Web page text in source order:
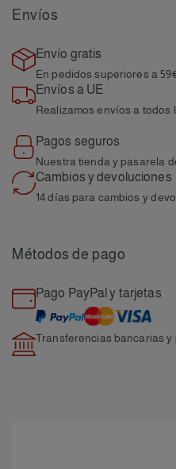
Envíos
Envío gratis
En pedidos superiores a
Envíos a UE
Realizamos envíos a todos
Pagos seguros
Nuestra tienda y pasarela
Cambios y devoluciones
14 días para cambios y
Métodos de pago
Pago PayPal y tarjetas
Transferencias bancarias y